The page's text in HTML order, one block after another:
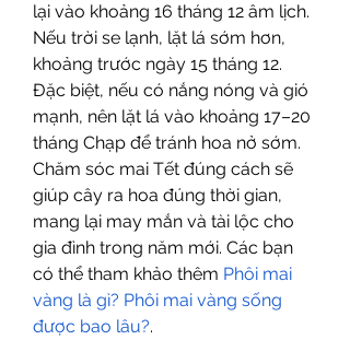
lại vào khoảng 16 tháng 12 âm lịch.
Nếu trời se lạnh, lặt lá sớm hơn,
khoảng trước ngày 15 tháng 12.
Đặc biệt, nếu có nắng nóng và gió
mạnh, nên lặt lá vào khoảng 17–20
tháng Chạp để tránh hoa nở sớm.
Chăm sóc mai Tết đúng cách sẽ
giúp cây ra hoa đúng thời gian,
mang lại may mắn và tài lộc cho
gia đình trong năm mới. Các bạn
có thể tham khảo thêm Phôi mai
vàng là gì? Phôi mai vàng sống
được bao lâu?.